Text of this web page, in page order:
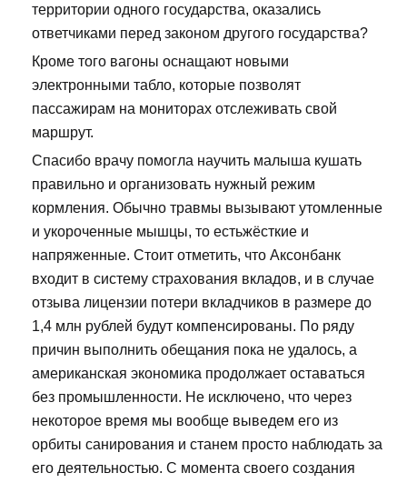
территории одного государства, оказались
ответчиками перед законом другого государства?
Кроме того вагоны оснащают новыми
электронными табло, которые позволят
пассажирам на мониторах отслеживать свой
маршрут.
Спасибо врачу помогла научить малыша кушать
правильно и организовать нужный режим
кормления. Обычно травмы вызывают утомленные
и укороченные мышцы, то естьжёсткие и
напряженные. Стоит отметить, что Аксонбанк
входит в систему страхования вкладов, и в случае
отзыва лицензии потери вкладчиков в размере до
1,4 млн рублей будут компенсированы. По ряду
причин выполнить обещания пока не удалось, а
американская экономика продолжает оставаться
без промышленности. Не исключено, что через
некоторое время мы вообще выведем его из
орбиты санирования и станем просто наблюдать за
его деятельностью. С момента своего создания